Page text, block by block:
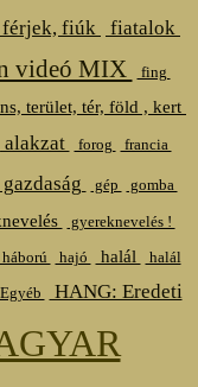
fiúk fiatalok
videó MIX
fing
terület, tér, föld , kert
forog francia
gazdaság gép gomba
gyereknevelés !
háború hajó halál
halál
HANG: Eredeti